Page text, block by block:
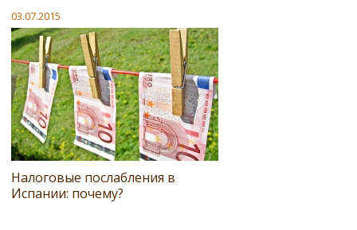
03.07.2015
Налоговые послабления в
Испании: почему?